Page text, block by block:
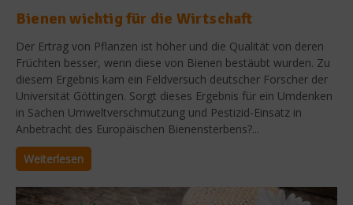
Bienen wichtig für die Wirtschaft
Der Ertrag von Pflanzen ist höher und die Qualität von deren
Früchten besser, wenn diese von Bienen bestäubt wurden. Zu
diesem Ergebnis kam ein Feldversuch deutscher Forscher der
Universität Göttingen. Sorgt dieses Ergebnis für ein Umdenken
in Sachen Umweltverschmutzung und Pestizid-Einsatz in
Anbetracht des Europäischen Bienensterbens?...
Weiterlesen